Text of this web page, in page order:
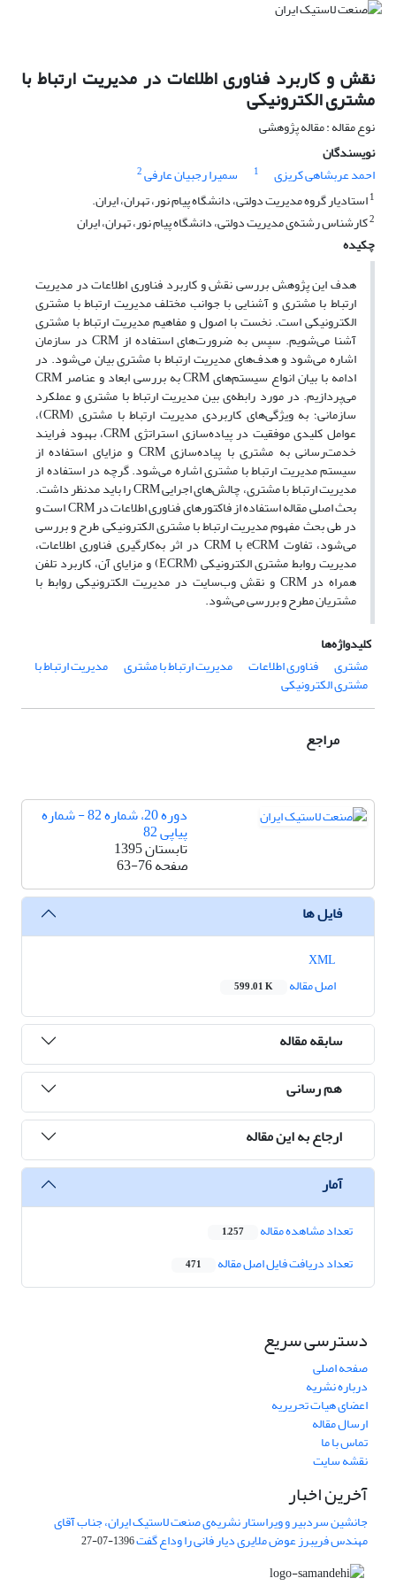
نقش و کاربرد فناوری اطلاعات در مدیریت ارتباط با
مشتری الکترونیکی
نوع مقاله : مقاله پژوهشی
نویسندگان
احمد عربشاهی کریزی
1 سمیرا رجبیان عارفی2
1استادیار گروه مدیریت دولتی، دانشگاه پیام نور، تهران، ایران.
2کارشناس رشته‌ی مدیریت دولتی، دانشگاه پیام نور، تهران، ایران
چکیده
هدف این پژوهش بررسی نقش و کاربرد فناوری اطلاعات در مدیریت
ارتباط با مشتری و آشنایی با جوانب مختلف مدیریت ارتباط با مشتری
الکترونیکی است. نخست با اصول و مفاهیم مدیریت ارتباط با مشتری
آشنا می‌شویم. سپس به ضرورت‌های استفاده از CRM در سازمان
اشاره می‌شود و هدف‌های مدیریت ارتباط با مشتری بیان می‌شود. در
ادامه با بیان انواع سیستم‌های CRM به بررسی ابعاد و عناصر CRM
می‌پردازیم. در مورد رابطه‌ی بین مدیریت ارتباط با مشتری و عملکرد
سازمانی؛ به ویژگی‌های کاربردی مدیریت ارتباط با مشتری (CRM)،
عوامل کلیدی موفقیت در پیاده‌سازی استراتژی CRM، بهبود فرایند
خدمت‌رسانی به مشتری با پیاده‌سازی CRM و مزایای استفاده از
سیستم مدیریت ارتباط با مشتری اشاره می‌شود. گرچه در استفاده از
مدیریت ارتباط با مشتری، چالش‌های اجرایی CRM را باید مدنظر داشت.
بحث اصلی مقاله استفاده از فاکتورهای فناوری اطلاعات در CRM است و
در طی بحث مفهوم مدیریت ارتباط با مشتری الکترونیکی طرح و بررسی
می‌شود، تفاوت eCRM با CRM در اثر به‌کارگیری فناوری اطلاعات،
مدیریت روابط مشتری الکترونیکی (ECRM) و مزایای آن، کاربرد تلفن
همراه در CRM و نقش وب‌سایت در مدیریت الکترونیکی روابط با
مشتریان مطرح و بررسی می‌شود.
کلیدواژه‌ها
مشتری
فناوری اطلاعات مدیریت ارتباط با مشتری مدیریت ارتباط با
مشتری الکترونیکی
مراجع
دوره 20، شماره 82 - شماره
پیاپی 82
تابستان 1395
صفحه63-76
فایل ها
اصل مقاله
599.01 K
سابقه مقاله
هم رسانی
ارجاع به این مقاله
آمار
تعداد مشاهده مقاله 1,257
تعداد دریافت فایل اصل مقاله 471
دسترسی سریع
صفحه اصلی
درباره نشریه
اعضای هیات تحریریه
ارسال مقاله
تماس با ما
نقشه سایت
آخرین اخبار
جانشین سردبیر و ویراستار نشریه‌ی صنعت لاستیک ایران، جناب آقای
مهندس فریبرز عوض ملایری دیار فانی را وداع گفت1396-07-27